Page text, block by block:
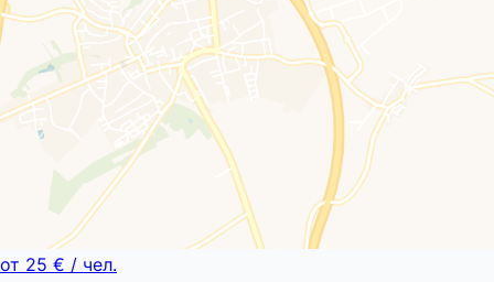
от 25 € / чел.